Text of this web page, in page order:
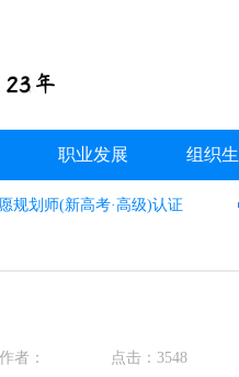
职业发展 组织
规划师(新高考·高级)认证
作者： 点击：3548